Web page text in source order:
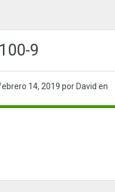
9
14, 2019 por David en